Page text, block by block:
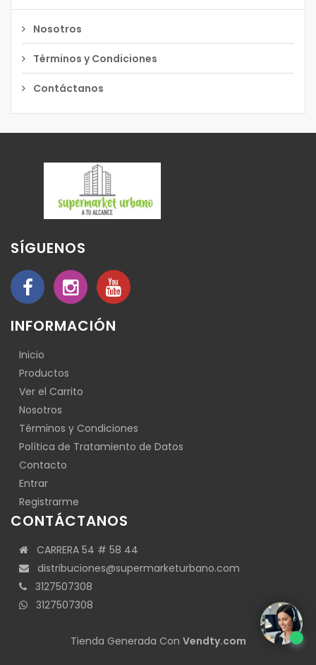
Nosotros
Términos y Condiciones
Contáctanos
SÍGUENOS
INFORMACIÓN
Inicio
Productos
Ver el Carrito
Nosotros
Términos y Condiciones
Política de Tratamiento de Datos
Contacto
Entrar
Registrarme
CONTÁCTANOS
CARRERA 54 # 58 44
distribuciones@supermarketurbano.com
3127507308
3127507308
Tienda Generada Con Vendty.com